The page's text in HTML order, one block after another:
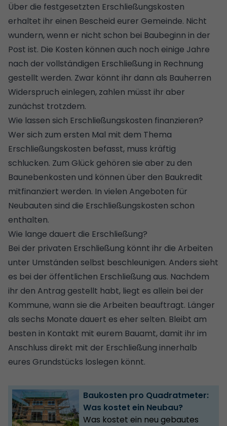
Über die festgesetzten Erschließungskosten
erhaltet ihr einen Bescheid eurer Gemeinde. Nicht
wundern, wenn er nicht schon bei Baubeginn in der
Post ist. Die Kosten können auch noch einige Jahre
nach der vollständigen Erschließung in Rechnung
gestellt werden. Zwar könnt ihr dann als Bauherren
Widerspruch einlegen, zahlen müsst ihr aber
zunächst trotzdem.
Wie lassen sich Erschließungskosten finanzieren?
Wer sich zum ersten Mal mit dem Thema
Erschließungskosten befasst, muss kräftig
schlucken. Zum Glück gehören sie aber zu den
Baunebenkosten und können über den Baukredit
mitfinanziert werden. In vielen Angeboten für
Neubauten sind die Erschließungskosten schon
enthalten.
Wie lange dauert die Erschließung?
Bei der privaten Erschließung könnt ihr die Arbeiten
unter Umständen selbst beschleunigen. Anders sieht
es bei der öffentlichen Erschließung aus. Nachdem
ihr den Antrag gestellt habt, liegt es allein bei der
Kommune, wann sie die Arbeiten beauftragt. Länger
als sechs Monate dauert es eher selten. Bleibt am
besten in Kontakt mit eurem Bauamt, damit ihr im
Anschluss direkt mit der Erschließung innerhalb
eures Grundstücks loslegen könnt.
Baukosten pro Quadratmeter:
Was kostet ein Neubau?
Was kostet ein neu gebautes